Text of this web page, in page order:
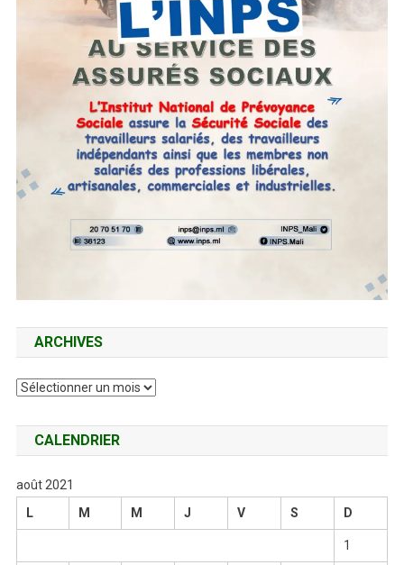
ARCHIVES
Archives
CALENDRIER
août 2021
L
M M J V S D
1